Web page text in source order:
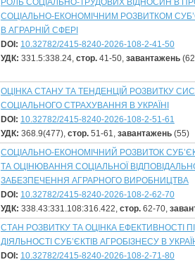
РОЛЬ СОЦІАЛЬНО-ТРУДОВИХ ВІДНОСИН В
СОЦІАЛЬНО-ЕКОНОМІЧНИМ РОЗВИТКОМ
В АГРАРНІЙ СФЕРІ
DOI: 10.32782/2415-8240-2026-108-2-41-50
УДК: 331.5:338.24, стор.41-50, завантажень
ОЦІНКА СТАНУ ТА ТЕНДЕНЦІЙ РОЗВИТКУ
СОЦІАЛЬНОГО СТРАХУВАННЯ В УКРАЇНІ
DOI: 10.32782/2415-8240-2026-108-2-51-61
УДК: 368.9(477), стор.51-61, завантажень(55)
СОЦІАЛЬНО-ЕКОНОМІЧНИЙ РОЗВИТОК
ТА ОЦІНЮВАННЯ СОЦІАЛЬНОЇ
ЗАБЕЗПЕЧЕННЯ АГРАРНОГО ВИРОБНИЦТВА
DOI: 10.32782/2415-8240-2026-108-2-62-70
УДК: 338.43:331.108:316.422, стор.62-70,
СТАН РОЗВИТКУ ТА ОЦІНКА ЕФЕКТИВНОСТІ
ДІЯЛЬНОСТІ СУБ’ЄКТІВ АГРОБІЗНЕСУ В
DOI: 10.32782/2415-8240-2026-108-2-71-80